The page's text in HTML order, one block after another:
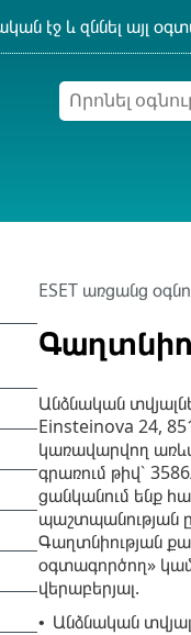
ESET առցանց
Անձնական
Einsteinova 24,
կառավարվող
գրառում թիվ՝
ցանկանում ենք
պաշտպանության
Գաղտնիության
օգտագործող»
վերաբերյալ.
• Անձնական